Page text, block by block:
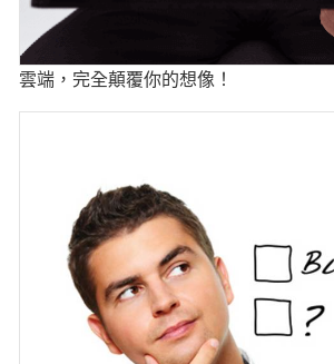
雲端，完全顛覆你的想像！